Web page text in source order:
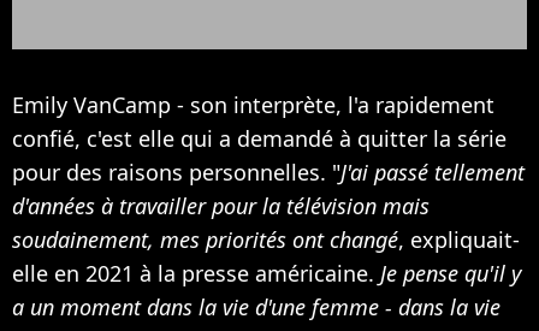
Emily VanCamp - son interprète, l'a rapidement
confié, c'est elle qui a demandé à quitter la série
pour des raisons personnelles. "J'ai passé tellement
d'années à travailler pour la télévision mais
soudainement, mes priorités ont changé, expliquait-
elle en 2021 à la presse américaine. Je pense qu'il y
a un moment dans la vie d'une femme - dans la vie